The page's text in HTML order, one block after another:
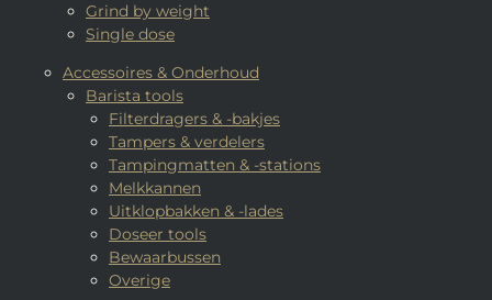
Grind by weight
Single dose
Accessoires & Onderhoud
Barista tools
Filterdragers & -bakjes
Tampers & verdelers
Tampingmatten & -stations
Melkkannen
Uitklopbakken & -lades
Doseer tools
Bewaarbussen
Overige